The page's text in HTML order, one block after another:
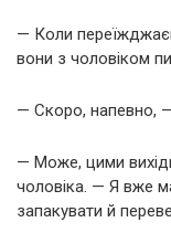
— Коли
вони з чоловіком
— Скоро, напевно,
— Може, цими
чоловіка. — Я вже
запакувати й